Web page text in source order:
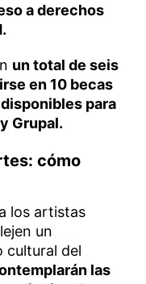
a derechos
un total de seis
en 10 becas
para
Grupal.
cómo
los artistas
un
cultural del
las